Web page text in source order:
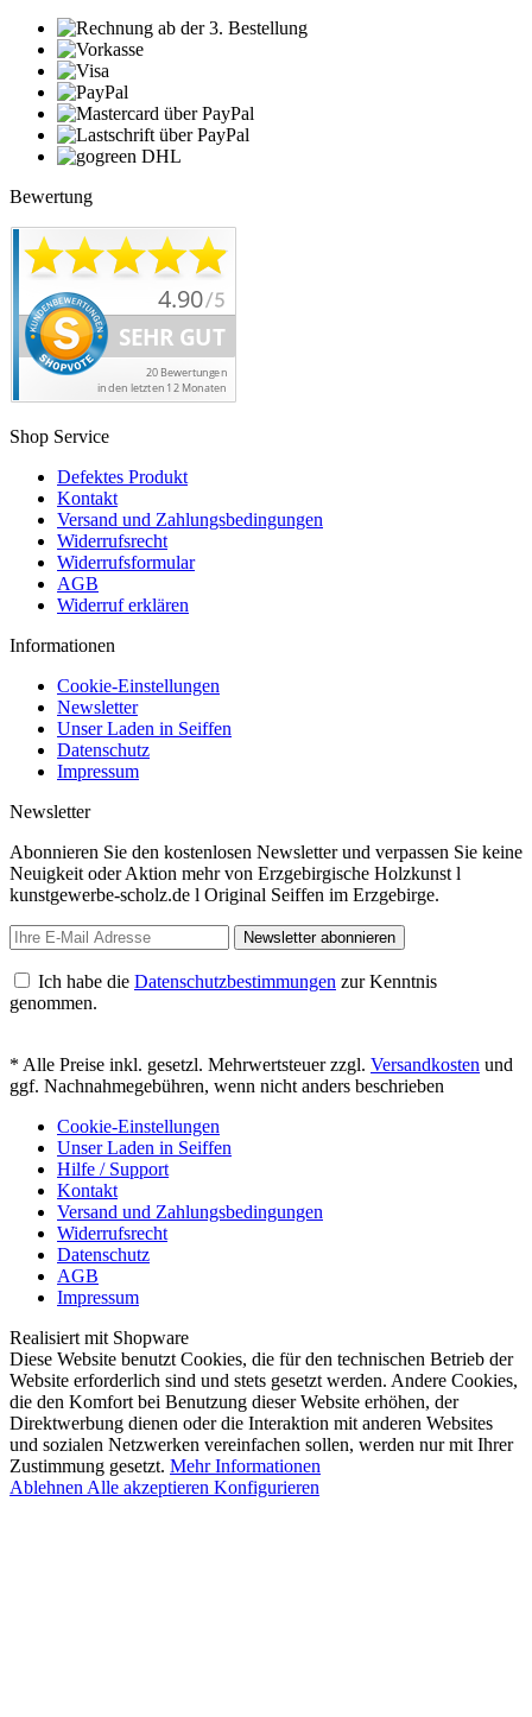
Bewertung
Shop Service
Defektes Produkt
Kontakt
Versand und Zahlungsbedingungen
Widerrufsrecht
Widerrufsformular
AGB
Widerruf erklären
Informationen
Cookie-Einstellungen
Newsletter
Unser Laden in Seiffen
Datenschutz
Impressum
Newsletter
Abonnieren Sie den kostenlosen Newsletter und verpassen Sie keine
Neuigkeit oder Aktion mehr von Erzgebirgische Holzkunst l
kunstgewerbe-scholz.de l Original Seiffen im Erzgebirge.
Newsletter abonnieren
Ich habe die Datenschutzbestimmungen zur Kenntnis
genommen.
* Alle Preise inkl. gesetzl. Mehrwertsteuer zzgl. Versandkosten und
ggf. Nachnahmegebühren, wenn nicht anders beschrieben
Cookie-Einstellungen
Unser Laden in Seiffen
Hilfe / Support
Kontakt
Versand und Zahlungsbedingungen
Widerrufsrecht
Datenschutz
AGB
Impressum
Realisiert mit Shopware
Diese Website benutzt Cookies, die für den technischen Betrieb der
Website erforderlich sind und stets gesetzt werden. Andere Cookies,
die den Komfort bei Benutzung dieser Website erhöhen, der
Direktwerbung dienen oder die Interaktion mit anderen Websites
und sozialen Netzwerken vereinfachen sollen, werden nur mit Ihrer
Zustimmung gesetzt. Mehr Informationen
Ablehnen Alle akzeptieren Konfigurieren